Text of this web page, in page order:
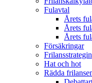
Fulavtal
Årets
Årets
Årets
Försäkringar
Frilansstrategin
Hat och hot
Rädda